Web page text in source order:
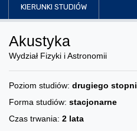
KIERUNKI STUDIÓW
Akustyka
Wydział Fizyki i Astronomii
Poziom studiów: drugiego
Forma studiów: stacjonarne
Czas trwania: 2 lata